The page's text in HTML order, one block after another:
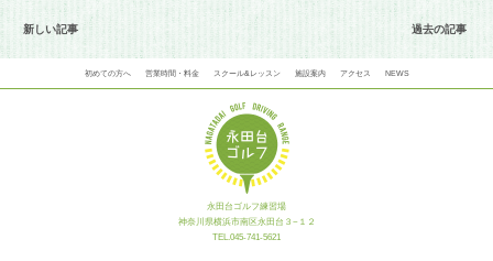
新しい記事 過去の記事
初めての方へ 営業時間・料金 スクール&レッスン 施設案内 アクセス NEWS
永田台ゴルフ練習場
神奈川県横浜市南区永田台３−１２
TEL.045-741-5621